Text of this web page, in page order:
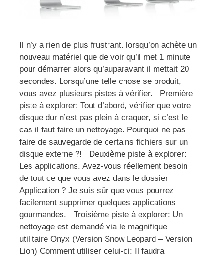
Il n’y a rien de plus frustrant, lorsqu’on achète un
nouveau matériel que de voir qu’il met 1 minute
pour démarrer alors qu’auparavant il mettait 20
secondes. Lorsqu’une telle chose se produit,
vous avez plusieurs pistes à vérifier. Première
piste à explorer: Tout d’abord, vérifier que votre
disque dur n’est pas plein à craquer, si c’est le
cas il faut faire un nettoyage. Pourquoi ne pas
faire de sauvegarde de certains fichiers sur un
disque externe ?! Deuxième piste à explorer:
Les applications. Avez-vous réellement besoin
de tout ce que vous avez dans le dossier
Application ? Je suis sûr que vous pourrez
facilement supprimer quelques applications
gourmandes. Troisième piste à explorer: Un
nettoyage est demandé via le magnifique
utilitaire Onyx (Version Snow Leopard – Version
Lion) Comment utiliser celui-ci: Il faudra